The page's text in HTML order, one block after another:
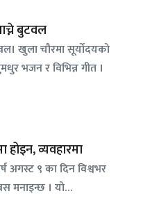
बुटवल
खुला चौरमा सूर्योदयको
भजन र विभिन्न गीत ।
व्यवहारमा
अगस्ट ९ का दिन विश्वभर
मनाइन्छ । यो…